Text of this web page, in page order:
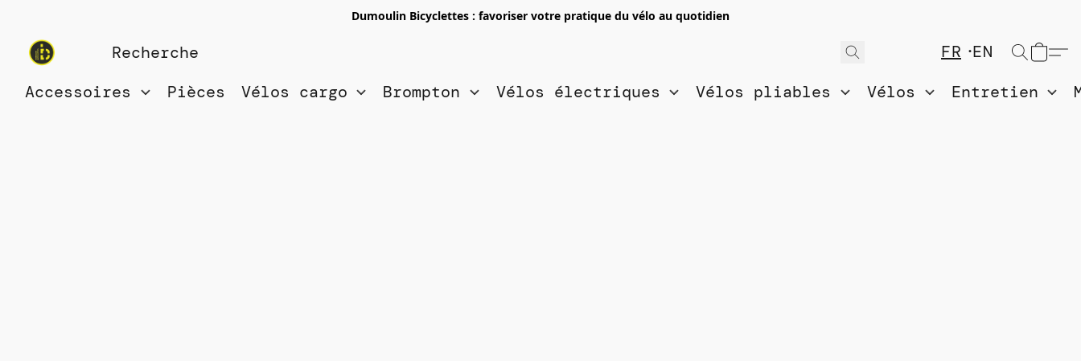
Dumoulin Bicyclettes : favoriser votre pratique du vélo au quotidien
FR
EN
Accessoires
Pièces Vélos cargo Brompton Vélos électriques Vélos pliables Vélos Entretien